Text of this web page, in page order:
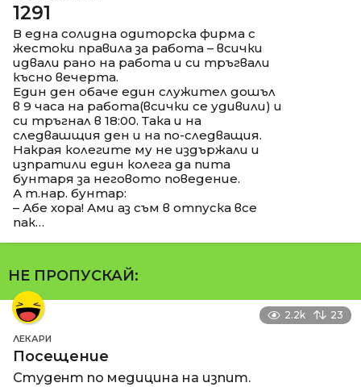
1291
В една солидна одиторска фирма с
жестоки правила за работа – всички
идвали рано на работа и си тръгвали
късно вечерта.
Един ден обаче един служител дошъл
в 9 часа на работа(всички се удивили) и
си тръгнал в 18:00. Така и на
следвашщия ден и на по-следващия.
Накрая колегите му не издържали и
изпратили един колега да пита
бунтаря за неговото поведение.
А т.нар. бунтар:
– Абе хора! Ами аз съм в отпуска все
пак…
НЕ ПРОПУСКАЙ:
2.2k 23
ЛЕКАРИ
Посещение
Студент по медицина на изпит.